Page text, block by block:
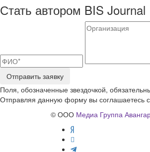
Стать автором BIS Journal
Отправить заявку
Поля, обозначенные звездочкой,
Отправляя данную форму вы соглашаетесь с
© ООО Медиа Группа